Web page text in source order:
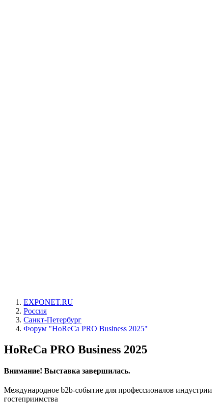
EXPONET.RU
Россия
Санкт-Петербург
Форум "HoReCa PRO Business 2025"
HoReCa PRO Business 2025
Внимание! Выставка завершилась.
Международное b2b-событие для профессионалов индустрии
гостеприимства